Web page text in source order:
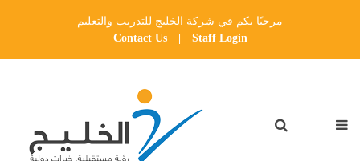
مرحبًا بكم في شركة الخليج للتدريب والتعليم
Contact Us
Staff Login